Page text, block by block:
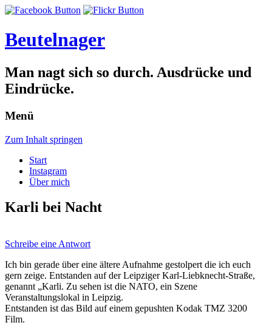
Beutelnager
Man nagt sich so durch. Ausdrücke und
Eindrücke.
Menü
Zum Inhalt springen
Start
Instagram
Über mich
Karli bei Nacht
Schreibe eine Antwort
Ich bin gerade über eine ältere Aufnahme gestolpert die ich euch
gern zeige. Entstanden auf der Leipziger Karl-Liebknecht-Straße,
genannt „Karli. Zu sehen ist die NATO, ein Szene
Veranstaltungslokal in Leipzig.
Entstanden ist das Bild auf einem gepushten Kodak TMZ 3200
Film.